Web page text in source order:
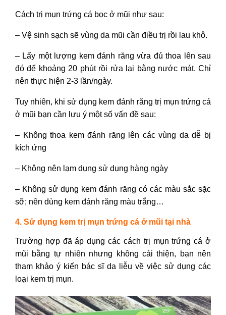
Cách trị mụn trứng cá bọc ở mũi như sau:
– Vệ sinh sạch sẽ vùng da mũi cần điều trị rồi lau khô.
– Lấy một lượng kem đánh răng vừa đủ thoa lên sau
đó để khoảng 20 phút rồi rửa lại bằng nước mát. Chỉ
nên thực hiện 2-3 lần/ngày.
Tuy nhiên, khi sử dụng kem đánh răng trị mụn trứng cá
ở mũi bạn cần lưu ý một số vấn đề sau:
– Không thoa kem đánh răng lên các vùng da dễ bị
kích ứng
– Không nên lạm dụng sử dụng hàng ngày
– Không sử dụng kem đánh răng có các màu sắc sặc
sỡ; nên dùng kem đánh răng màu trắng…
4. Sử dụng kem trị mụn trứng cá ở mũi tại nhà
Trường hợp đã áp dụng các cách trị mụn trứng cá ở
mũi bằng tự nhiên nhưng không cải thiện, bạn nên
tham khảo ý kiến bác sĩ da liễu về việc sử dụng các
loại kem trị mụn.